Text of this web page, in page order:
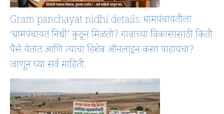
Gram panchayat nidhi details: ग्रामपंचायतीला
‘ग्रामपंचायत निधी’ कुठून मिळतो? गावाच्या विकासासाठी किती
पैसे येतात आणि त्याचा हिशेब ऑनलाइन कसा पाहायचा?
जाणून घ्या सर्व माहिती.